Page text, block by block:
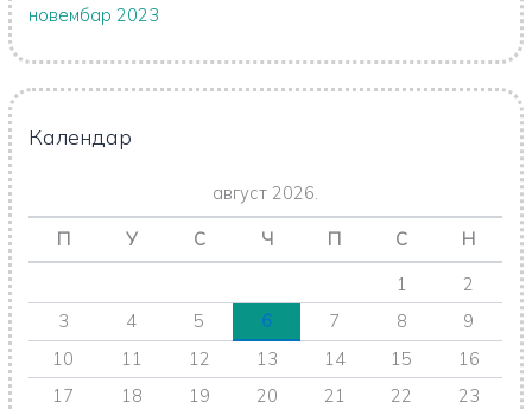
новембар 2023
Календар
август 2026.
П У С Ч П С
Н
1
2
3
4 5 6 7 8
9
10
11 12 13 14 15
16
17
18 19 20 21 22
23